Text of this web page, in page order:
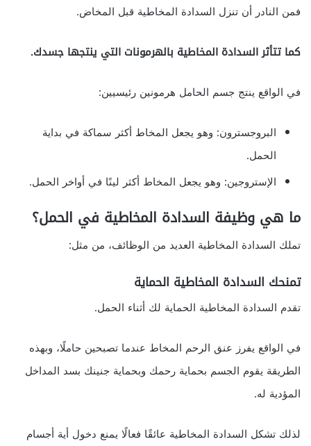
فمن النادر أن تنزل السدادة المخاطية قبل المخاض.
كما تتأثر السدادة المخاطية بالهرمونات التي ينتجها جسدك.
في الواقع ينتج جسم الحامل هرمونين رئيسيين:
البروجسترون: وهو يجعل المخاط أكثر سماكة في بداية
الحمل.
الإستروجين: وهو يجعل المخاط أكثر لينًا في أواخر الحمل.
ما هي وظيفة السدادة المخاطية في الحمل؟
تملك السدادة المخاطية العديد من الوظائف، من مثل:
تمنحك السدادة المخاطية الحماية
تقدم السدادة المخاطية الحماية لك أثناء الحمل.
في الواقع يفرز عنق الرحم المخاط عندما تصبحين حاملًا، وبهذه
الطريقة يقوم الجسم بحماية رحمك وبحماية جنينك بسد المداخل
المؤدية له.
لذلك تشكل السدادة المخاطية عائقًا فعالًا يمنع دخول أية أجسام